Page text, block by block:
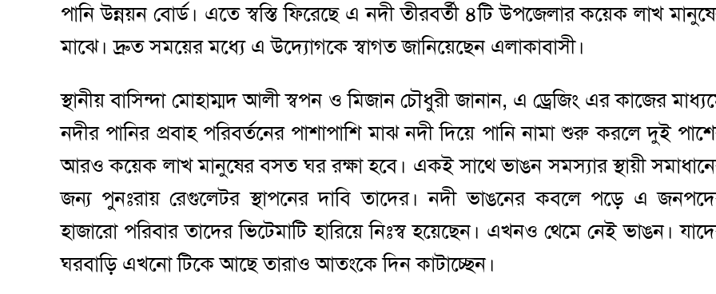
পানি উন্নয়ন বোর্ড। এতে স্বস্তি ফিরেছে এ নদী তীরবর্তী ৪টি উপজেলার কয়েক লাখ
মাঝে। দ্রুত সময়ের মধ্যে এ উদ্যোগকে স্বাগত জানিয়েছেন এলাকাবাসী।
স্থানীয় বাসিন্দা মোহাম্মদ আলী স্বপন ও মিজান চৌধুরী জানান, এ ড্রেজিং এর কাজের
নদীর পানির প্রবাহ পরিবর্তনের পাশাপাশি মাঝ নদী দিয়ে পানি নামা শুরু করলে দুই
আরও কয়েক লাখ মানুষের বসত ঘর রক্ষা হবে। একই সাথে ভাঙন সমস্যার স্থায়ী
জন্য পুনঃরায় রেগুলেটর স্থাপনের দাবি তাদের। নদী ভাঙনের কবলে পড়ে এ
হাজারো পরিবার তাদের ভিটেমাটি হারিয়ে নিঃস্ব হয়েছেন। এখনও থেমে নেই ভাঙন।
ঘরবাড়ি এখনো টিকে আছে তারাও আতংকে দিন কাটাচ্ছেন।